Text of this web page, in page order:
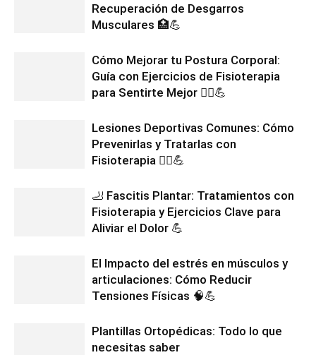
Recuperación de Desgarros
Musculares 🏥💪
Cómo Mejorar tu Postura Corporal:
Guía con Ejercicios de Fisioterapia
para Sentirte Mejor 🧘‍♂️💪
Lesiones Deportivas Comunes: Cómo
Prevenirlas y Tratarlas con
Fisioterapia 🏃‍♂️💪
🦶 Fascitis Plantar: Tratamientos con
Fisioterapia y Ejercicios Clave para
Aliviar el Dolor 💪
El Impacto del estrés en músculos y
articulaciones: Cómo Reducir
Tensiones Físicas 🧠💪
Plantillas Ortopédicas: Todo lo que
necesitas saber